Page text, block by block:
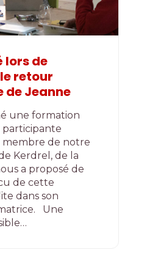
lors de
retour
de Jeanne
une formation
participante
de notre
Kerdrel, de la
a proposé de
de cette
dans son
Une